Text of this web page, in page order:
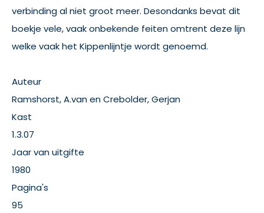
verbinding al niet groot meer. Desondanks bevat dit
boekje vele, vaak onbekende feiten omtrent deze lijn
welke vaak het Kippenlijntje wordt genoemd.
Auteur
Ramshorst, A.van en Crebolder, Gerjan
Kast
1.3.07
Jaar van uitgifte
1980
Pagina's
95